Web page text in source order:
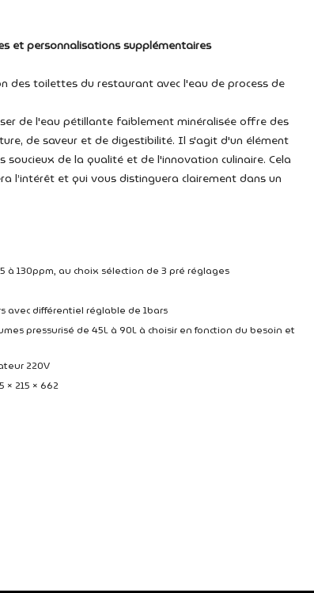
et personnalisations supplémentaires
des toilettes du restaurant avec l'eau de process de
de l'eau pétillante faiblement minéralisée offre des
de saveur et de digestibilité. Il s'agit d'un élément
de la qualité et de l'innovation culinaire. Cela
l’intérêt et qui vous distinguera clairement dans un
à 130ppm, au choix sélection de 3 pré réglages
avec différentiel réglable de 1bars
pressurisé de 45L à 90L à choisir en fonction du besoin et
220V
× 215 × 662